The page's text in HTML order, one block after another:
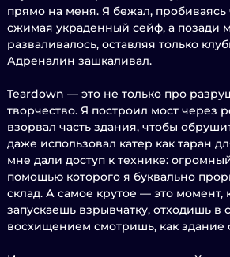
прямо на меня. Я бежал, пробиваясь
сжимая украденный сейф, а позади
разваливалось, оставляя только
Адреналин зашкаливал.
Teardown — это не только про
творчество. Я построил мост через
взорвал часть здания, чтобы
даже использовал катер как таран
мне дали доступ к технике:
помощью которого я буквально
склад. А самое крутое — это момент,
запускаешь взрывчатку, отходишь в
восхищением смотришь, как здание